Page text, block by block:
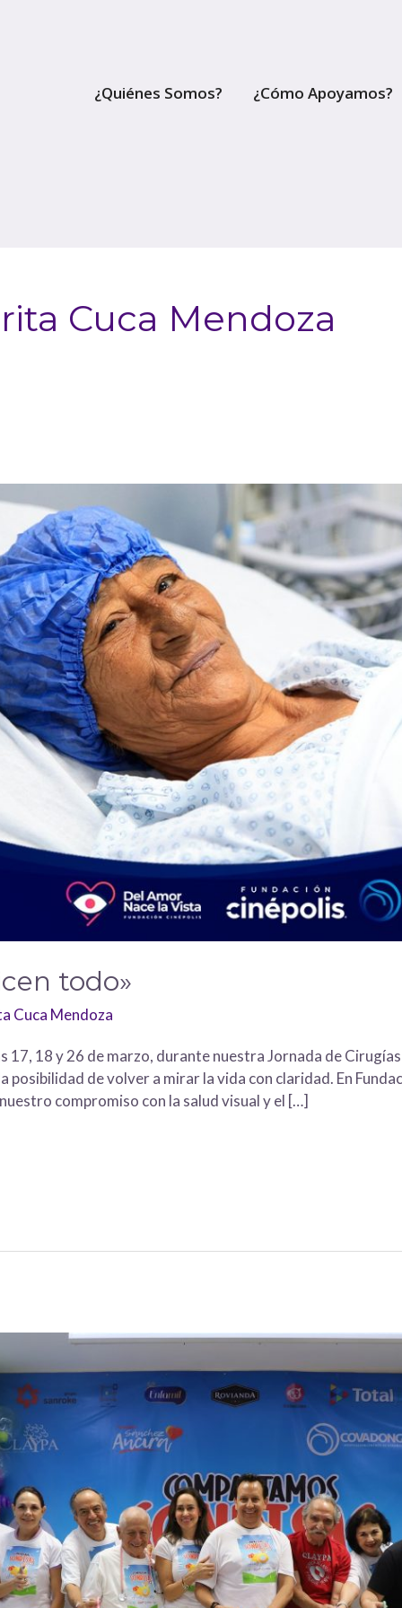
¿Quiénes Somos? ¿Cómo Apoyamos?
Cuca Mendoza
todo»
Cuca Mendoza
17, 18 y 26 de marzo, durante nuestra Jornada de
de volver a mirar la vida con claridad. En
compromiso con la salud visual y el […]